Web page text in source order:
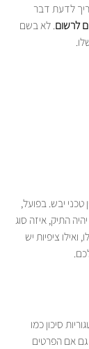
לדעת דבר
לרשום. לא בשם
טכני יבש. בפועל,
התיק, איזה סוג
ציפיות יש
סיכון כמו
גם אם הפרטים